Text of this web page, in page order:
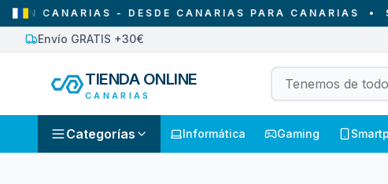
CANARIAS - DESDE CANARIAS PARA CANARIAS•
Envío GRATIS +30€
TIENDA ONLINE
CANARIAS
Categorías Informática Gaming